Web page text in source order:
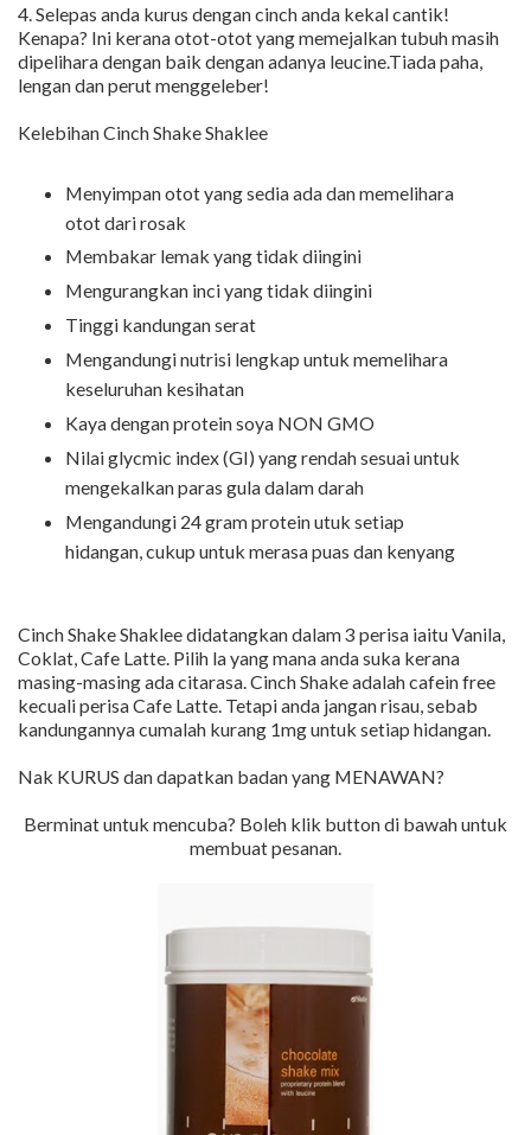
4. Selepas anda kurus dengan cinch anda kekal cantik!
Kenapa? Ini kerana otot-otot yang memejalkan tubuh masih
dipelihara dengan baik dengan adanya leucine.Tiada paha,
lengan dan perut menggeleber!
Kelebihan Cinch Shake Shaklee
Menyimpan otot yang sedia ada dan memelihara
otot dari rosak
Membakar lemak yang tidak diingini
Mengurangkan inci yang tidak diingini
Tinggi kandungan serat
Mengandungi nutrisi lengkap untuk memelihara
keseluruhan kesihatan
Kaya dengan protein soya NON GMO
Nilai glycmic index (GI) yang rendah sesuai untuk
mengekalkan paras gula dalam darah
Mengandungi 24 gram protein utuk setiap
hidangan, cukup untuk merasa puas dan kenyang
Cinch Shake Shaklee didatangkan dalam 3 perisa iaitu Vanila,
Coklat, Cafe Latte. Pilih la yang mana anda suka kerana
masing-masing ada citarasa. Cinch Shake adalah cafein free
kecuali perisa Cafe Latte. Tetapi anda jangan risau, sebab
kandungannya cumalah kurang 1mg untuk setiap hidangan.
Nak KURUS dan dapatkan badan yang MENAWAN?
Berminat untuk mencuba? Boleh klik button di bawah untuk
membuat pesanan.